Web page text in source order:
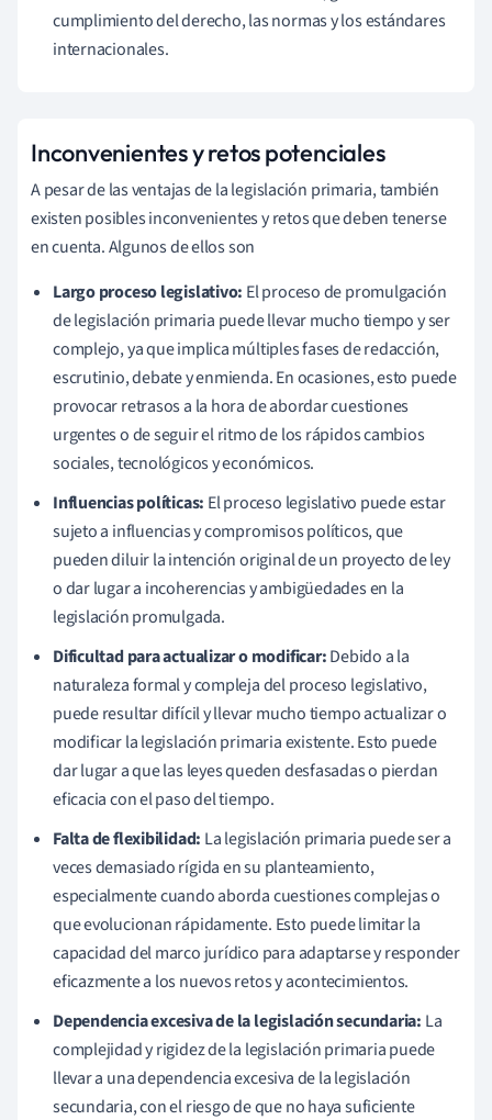
cumplimiento del derecho, las normas y los estándares
internacionales.
Inconvenientes y retos potenciales
A pesar de las ventajas de la legislación primaria, también
existen posibles inconvenientes y retos que deben tenerse
en cuenta. Algunos de ellos son
Largo proceso legislativo: El proceso de promulgación
de legislación primaria puede llevar mucho tiempo y ser
complejo, ya que implica múltiples fases de redacción,
escrutinio, debate y enmienda. En ocasiones, esto puede
provocar retrasos a la hora de abordar cuestiones
urgentes o de seguir el ritmo de los rápidos cambios
sociales, tecnológicos y económicos.
Influencias políticas: El proceso legislativo puede estar
sujeto a influencias y compromisos políticos, que
pueden diluir la intención original de un proyecto de ley
o dar lugar a incoherencias y ambigüedades en la
legislación promulgada.
Dificultad para actualizar o modificar:Debido a la
naturaleza formal y compleja del proceso legislativo,
puede resultar difícil y llevar mucho tiempo actualizar o
modificar la legislación primaria existente. Esto puede
dar lugar a que las leyes queden desfasadas o pierdan
eficacia con el paso del tiempo.
Falta de flexibilidad: La legislación primaria puede ser a
veces demasiado rígida en su planteamiento,
especialmente cuando aborda cuestiones complejas o
que evolucionan rápidamente. Esto puede limitar la
capacidad del marco jurídico para adaptarse y responder
eficazmente a los nuevos retos y acontecimientos.
Dependencia excesiva de la legislación secundaria: La
complejidad y rigidez de la legislación primaria puede
llevar a una dependencia excesiva de la legislación
secundaria, con el riesgo de que no haya suficiente